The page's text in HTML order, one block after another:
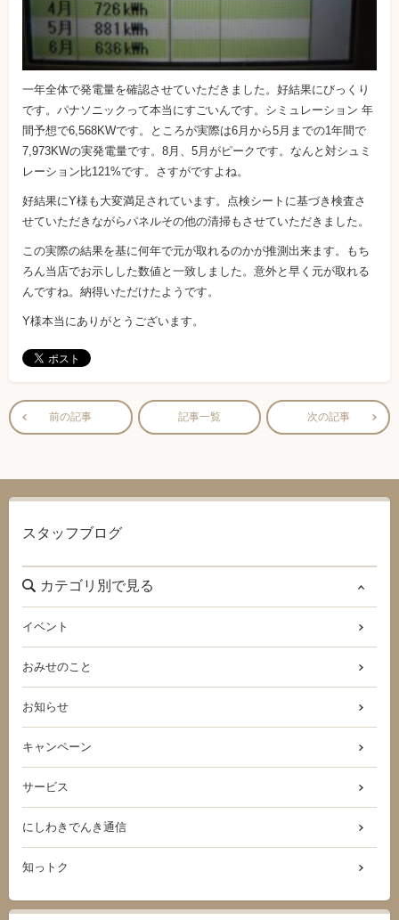
一年全体で発電量を確認させていただきました。好結果にびっくり
です。パナソニックって本当にすごいんです。シミュレーション 年
間予想で6,568KWです。ところが実際は6月から5月までの1年間で
7,973KWの実発電量です。8月、5月がピークです。なんと対シュミ
レーション比121%です。さすがですよね。
好結果にY様も大変満足されています。点検シートに基づき検査さ
せていただきながらパネルその他の清掃もさせていただきました。
この実際の結果を基に何年で元が取れるのかが推測出来ます。もち
ろん当店でお示しした数値と一致しました。意外と早く元が取れる
んですね。納得いただけたようです。
Y様本当にありがとうございます。
前の記事 記事一覧 次の記事
スタッフブログ
カテゴリ別で見る
イベント
おみせのこと
お知らせ
キャンペーン
サービス
にしわきでんき通信
知っトク